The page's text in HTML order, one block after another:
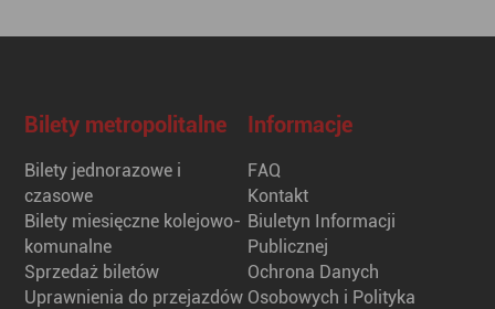
Bilety metropolitalne
Bilety jednorazowe i
czasowe
Bilety miesięczne kolejowo-
komunalne
Sprzedaż biletów
Uprawnienia do przejazdów
Informacje
FAQ
Kontakt
Biuletyn Informacji
Publicznej
Ochrona Danych
Osobowych i Polityka